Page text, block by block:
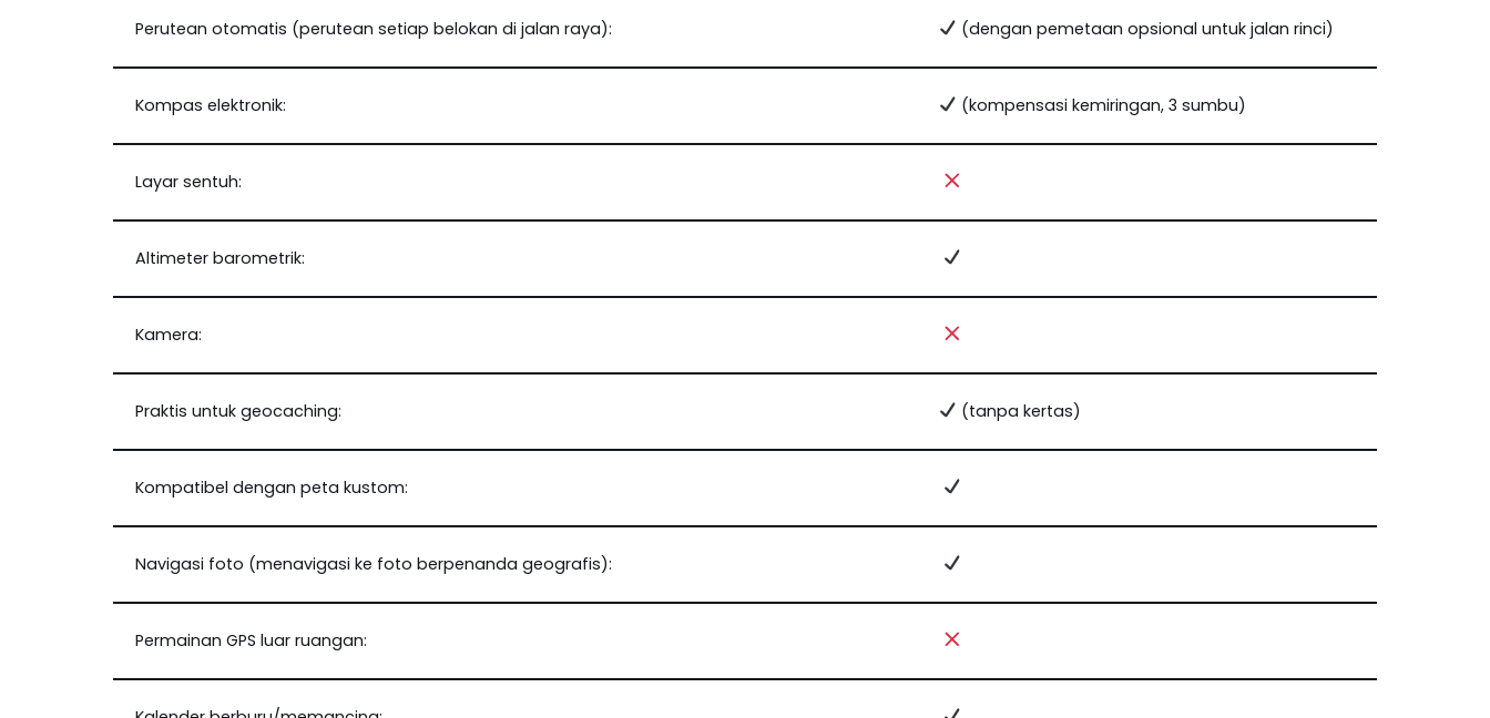
Perutean otomatis (perutean setiap belokan di jalan raya): (dengan pemetaan opsional untuk jalan rinci)
Kompas elektronik: (kompensasi kemiringan, 3 sumbu)
Layar sentuh:
Altimeter barometrik:
Kamera:
Praktis untuk geocaching: (tanpa kertas)
Kompatibel dengan peta kustom:
Navigasi foto (menavigasi ke foto berpenanda geografis):
Permainan GPS luar ruangan: